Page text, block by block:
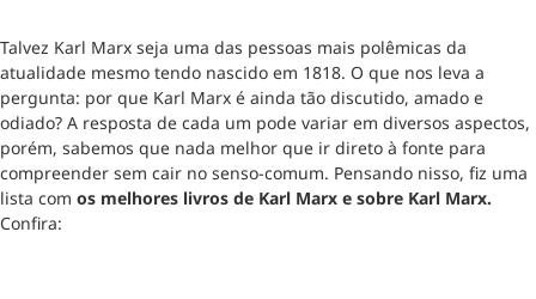
Talvez Karl Marx seja uma das pessoas mais polêmicas da
atualidade mesmo tendo nascido em 1818. O que nos leva a
pergunta: por que Karl Marx é ainda tão discutido, amado e
odiado? A resposta de cada um pode variar em diversos aspectos,
porém, sabemos que nada melhor que ir direto à fonte para
compreender sem cair no senso-comum. Pensando nisso, fiz uma
lista com os melhores livros de Karl Marx e sobre Karl Marx.
Confira: